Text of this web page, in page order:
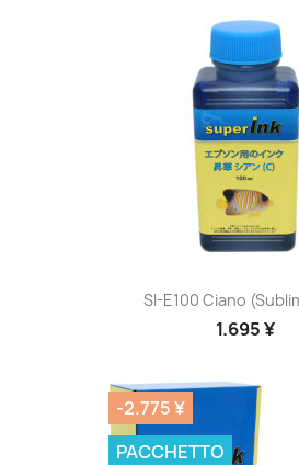
SI-E100 Ciano
1.695 ¥
-2.775 ¥
PACCHETTO